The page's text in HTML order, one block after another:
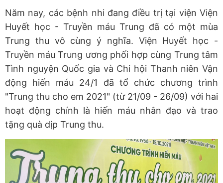
Năm nay, các bệnh nhi đang điều trị tại viện Viện
Huyết học - Truyền máu Trung đã có một mùa
Trung thu vô cùng ý nghĩa. Viện Huyết học -
Truyền máu Trung ương phối hợp cùng Trung tâm
Tình nguyện Quốc gia và Chi hội Thanh niên Vận
động hiến máu 24/1 đã tổ chức chương trình
"Trung thu cho em 2021" (từ 21/09 - 26/09) với hai
hoạt động chính là hiến máu nhân đạo và trao
tặng quà dịp Trung thu.